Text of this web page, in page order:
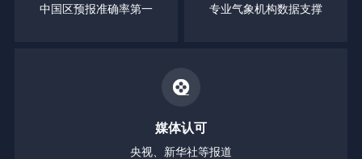
中国区预报准确率第一 专业气象机构数据支撑
媒体认可
央视、新华社等报道